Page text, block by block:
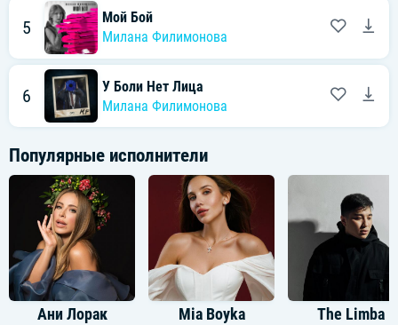
5
Мой Бой
Милана Филимонова
6
У Боли Нет Лица
Милана Филимонова
Популярные исполнители
Ани Лорак Mia Boyka The Limba